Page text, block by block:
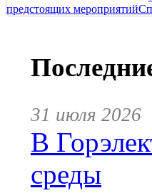
предстоящих мероприятий
31 июля 2026
В
среды